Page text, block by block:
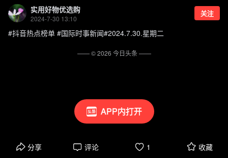
APP内打开
实用好物优选购
2024-7-30 13:10
关注
#抖音热点榜单 #国际时事新闻#2024.7.30.星期二
分享 评论 1 收藏
—— ©2026 今日头条——